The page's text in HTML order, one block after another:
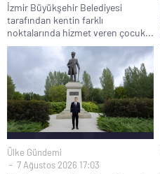
İzmir Büyükşehir Belediyesi
tarafından kentin farklı
noktalarında hizmet veren çocuk...
Ülke Gündemi
7 Ağustos 2026 17:03